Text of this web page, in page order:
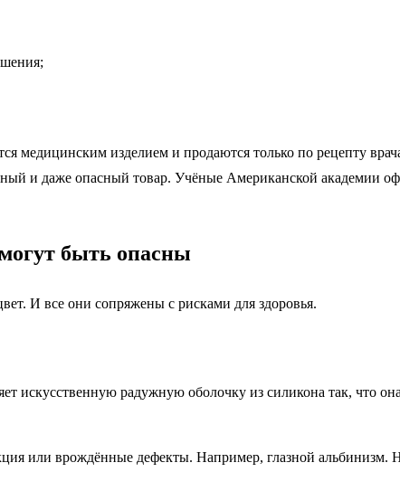
медицинским изделием и продаются только по рецепту
и даже опасный товар. Учёные Американской академии
быть опасны
И все они сопряжены с рисками для здоровья.
искусственную радужную оболочку из силикона так, что
или врождённые дефекты. Например, глазной альбинизм.